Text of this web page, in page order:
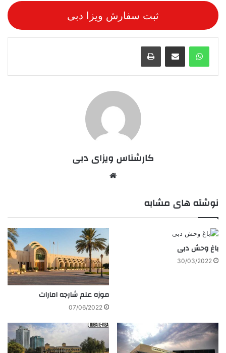
ثبت سفارش ویزا دبی
واتس آپ اشتراک گذاری از طریق ایمیل چاپ
کارشناس ویزای دبی
نوشته های مشابه
باغ وحش دبی
30/03/2022
موزه علم شارجه امارات
07/06/2022